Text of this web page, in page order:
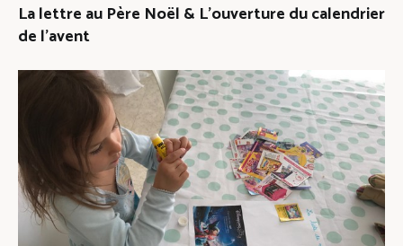
La lettre au Père Noël & L’ouverture du calendrier
de l’avent